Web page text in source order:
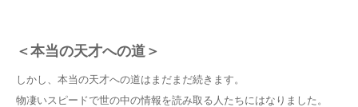
＜本当の天才への道＞
しかし、本当の天才への道はまだまだ続きます。
物凄いスピードで世の中の情報を読み取る人たちにはなりました。